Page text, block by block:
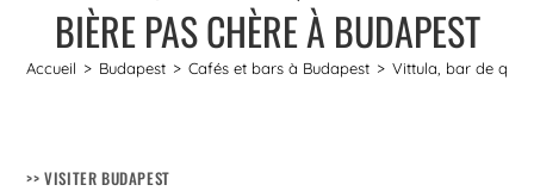
BIÈRE PAS CHÈRE À BUDAPEST
Accueil > Budapest > Cafés et bars à Budapest > Vittula, bar de
>> VISITER BUDAPEST